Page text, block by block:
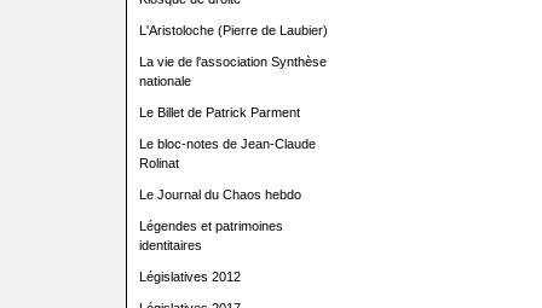
L'Aristoloche (Pierre de Laubier)
La vie de l'association Synthèse
nationale
Le Billet de Patrick Parment
Le bloc-notes de Jean-Claude
Rolinat
Le Journal du Chaos hebdo
Légendes et patrimoines
identitaires
Législatives 2012